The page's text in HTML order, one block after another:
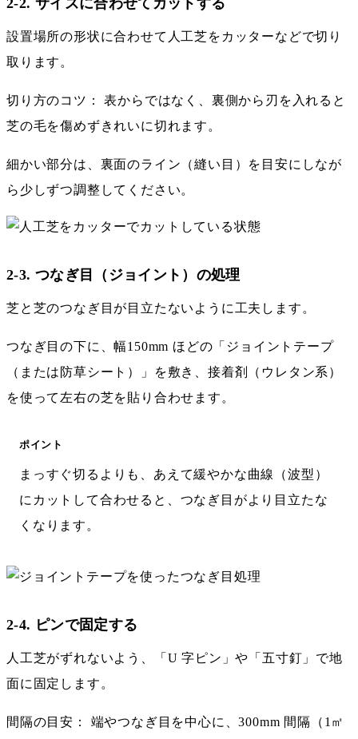
設置場所の形状に合わせて人工芝をカッターなどで切り
取ります。
切り方のコツ： 表からではなく、裏側から刃を入れると
芝の毛を傷めずきれいに切れます。
細かい部分は、裏面のライン（縫い目）を目安にしなが
ら少しずつ調整してください。
2-3. つなぎ目（ジョイント）の処理
芝と芝のつなぎ目が目立たないように工夫します。
つなぎ目の下に、幅150mm ほどの「ジョイントテープ
（または防草シート）」を敷き、接着剤（ウレタン系）
を使って左右の芝を貼り合わせます。
ポイント
まっすぐ切るよりも、あえて緩やかな曲線（波型）
にカットして合わせると、つなぎ目がより目立たな
くなります。
2-4. ピンで固定する
人工芝がずれないよう、「U 字ピン」や「五寸釘」で地
面に固定します。
間隔の目安： 端やつなぎ目を中心に、300mm 間隔（1㎡